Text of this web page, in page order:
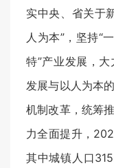
实中央、省关于
人为本”，坚持“
特”产业发展，
发展与以人为本
机制改革，统筹
力全面提升，
其中城镇人口